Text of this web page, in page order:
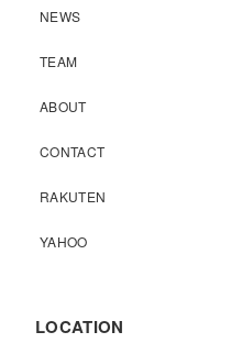
NEWS
TEAM
ABOUT
CONTACT
RAKUTEN
YAHOO
LOCATION